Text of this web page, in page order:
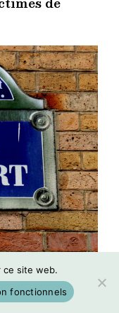
ce site web.
fonctionnels